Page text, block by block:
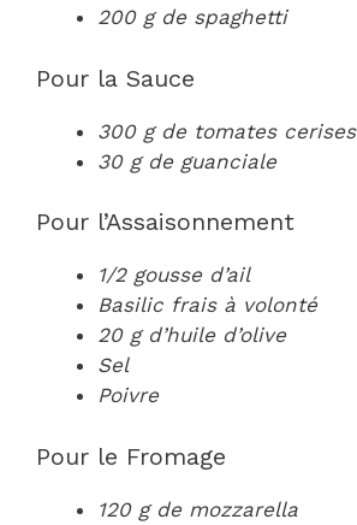
200 g de spaghetti
Pour la Sauce
300 g de tomates cerises
30 g de guanciale
Pour l’Assaisonnement
1/2 gousse d’ail
Basilic frais à volonté
20 g d’huile d’olive
Sel
Poivre
Pour le Fromage
120 g de mozzarella